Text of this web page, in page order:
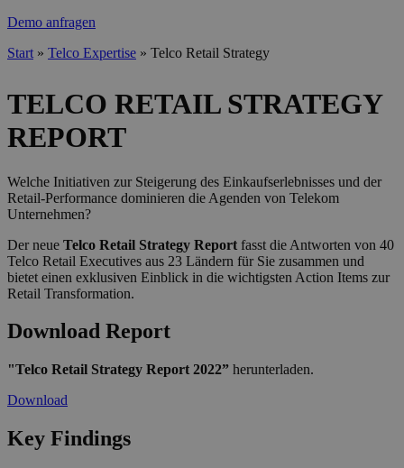
Demo anfragen
Start » Telco Expertise » Telco Retail Strategy
TELCO RETAIL STRATEGY
REPORT
Welche Initiativen zur Steigerung des Einkaufserlebnisses und der
Retail-Performance dominieren die Agenden von Telekom
Unternehmen?
Der neue Telco Retail Strategy Report fasst die Antworten von 40
Telco Retail Executives aus 23 Ländern für Sie zusammen und
bietet einen exklusiven Einblick in die wichtigsten Action Items zur
Retail Transformation.
Download Report
"Telco Retail Strategy Report 2022” herunterladen.
Download
Key Findings